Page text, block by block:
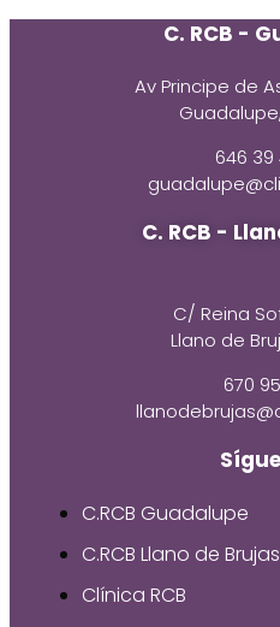
C. RCB -
Av Principe de
646 39
C. RCB -
C/ Reina
Llano de
670 95
C.RCB Guadalupe
C.RCB Llano de Brujas
Clínica RCB